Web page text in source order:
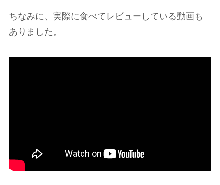
ちなみに、実際に食べてレビューしている動画も
ありました。